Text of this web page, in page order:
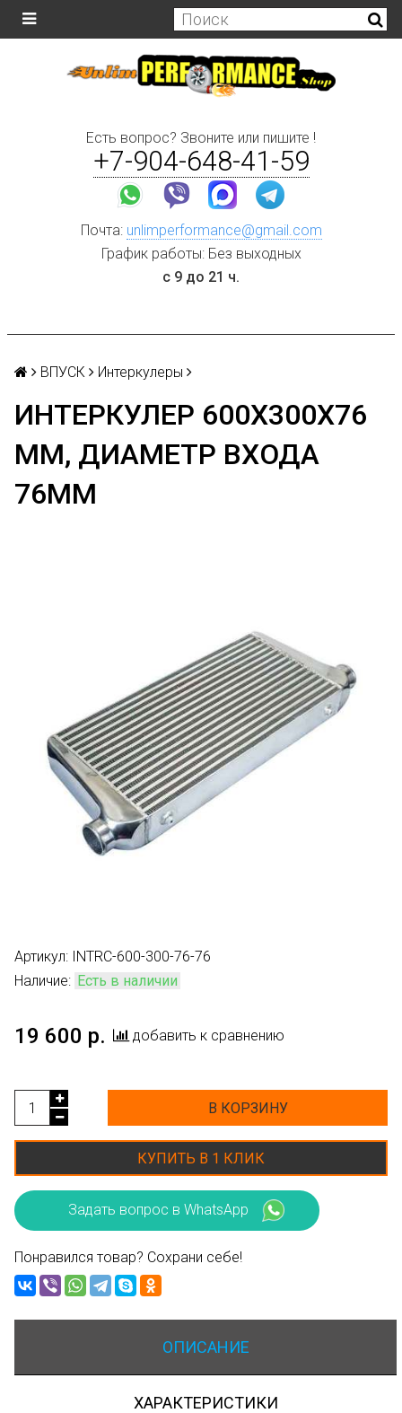
Есть вопрос? Звоните или пишите !
+7-904-648-41-59
Почта: unlimperformance@gmail.com
График работы: Без выходных
с 9 до 21 ч.
ВПУСК Интеркулеры
ИНТЕРКУЛЕР 600Х300Х76
ММ, ДИАМЕТР ВХОДА
76ММ
Артикул: INTRC-600-300-76-76
Наличие: Есть в наличии
19 600 р. добавить к сравнению
В КОРЗИНУ
КУПИТЬ В 1 КЛИК
Задать вопрос в WhatsApp
Понравился товар? Сохрани себе!
ОПИСАНИЕ
ХАРАКТЕРИСТИКИ